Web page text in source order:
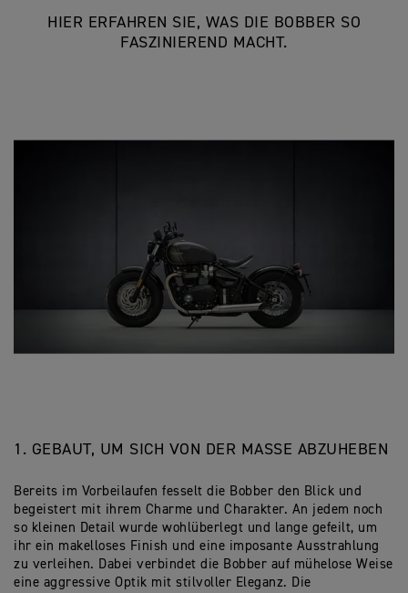
HIER ERFAHREN SIE, WAS DIE BOBBER SO
FASZINIEREND MACHT.
1. GEBAUT, UM SICH VON DER MASSE ABZUHEBEN
Bereits im Vorbeilaufen fesselt die Bobber den Blick und
begeistert mit ihrem Charme und Charakter. An jedem noch
so kleinen Detail wurde wohlüberlegt und lange gefeilt, um
ihr ein makelloses Finish und eine imposante Ausstrahlung
zu verleihen. Dabei verbindet die Bobber auf mühelose Weise
eine aggressive Optik mit stilvoller Eleganz. Die